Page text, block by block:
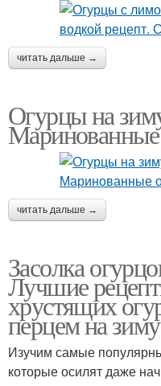
Огурцы с яблоками
Огурцы в банках
читать дальше →
Огурцы на
читать дальше →
Засолка
Лучшие
хрустящих
перцем на зиму
Изучим самые
которые осилят даже